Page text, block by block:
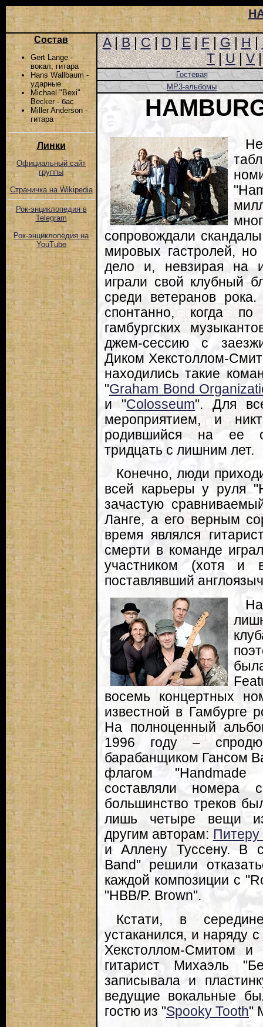
Состав
Gert Lange -
вокал, гитара
Hans Wallbaum -
ударные
Michael "Bexi"
Becker - бас
Miller Anderson -
гитара
Линки
Официальный сайт
группы
Страничка на Wikipedia
Рок-энциклопедия в
Telegram
Рок-энциклопедия на
YouTube
A|B|C|D|E|F|G|H|
T|U|V
Гостевая
MP3-альбомы
сопровождали
мировых гастролей,
дело и, невзирая на
играли свой клубный
среди ветеранов
спонтанно, когда
гамбургских
джем-сессию с
Диком Хекстоллом-
находились такие
"Graham Bond
и "Colosseum". Для
мероприятием, и
родившийся на ее
тридцать с лишним лет.
Конечно, люди
всей карьеры у руля
зачастую
Ланге, а его верным
время являлся
смерти в команде
участником (хотя и
поставлявший
восемь концертных
известной в Гамбурге
На полноценный
1996 году –
барабанщиком Гансом
флагом
составляли номера
большинство треков
лишь четыре вещи из
другим авторам: Питеру
и Аллену Туссену. В
Band" решили
каждой композиции с
"HBB/P. Brown".
Кстати, в
устаканился, и наряду
Хекстоллом-Смитом
гитарист Михаэль
записывала и
ведущие вокальные
гостю из "Spooky Tooth"